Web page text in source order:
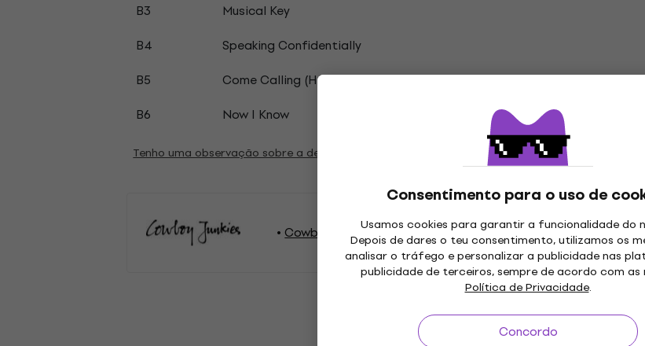
Consentimento para o uso de
Usamos cookies para garantir a funcionalidade do
Depois de dares o teu consentimento, utilizamos os
analisar o tráfego e personalizar a publicidade nas
publicidade de terceiros, sempre de acordo com as
Política de Privacidade.
Concordo
B3
Musical Key
B4
Speaking Confidentially
B5
Come Calling (Her Song)
B6
Now I Know
Tenho uma observação sobre a descrição
Cowboy Junkies Discos de vinil LP